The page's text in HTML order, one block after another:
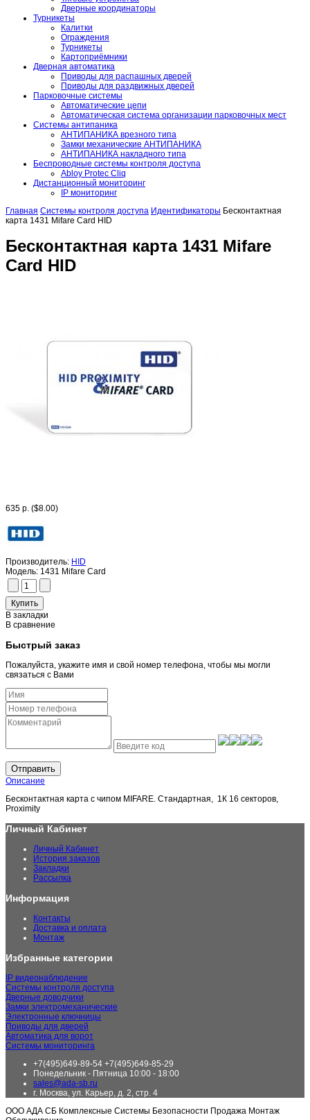
Дверные координаторы
Турникеты
Калитки
Ограждения
Турникеты
Картоприёмники
Дверная автоматика
Приводы для распашных дверей
Приводы для раздвижных дверей
Парковочные системы
Автоматические цепи
Автоматическая система организации парковочных мест
Системы антипаника
АНТИПАНИКА врезного типа
Замки механические АНТИПАНИКА
АНТИПАНИКА накладного типа
Беспроводные системы контроля доступа
Abloy Protec Cliq
Дистанционный мониторинг
IP мониторинг
Главная Системы контроля доступа Идентификаторы Бесконтактная
карта 1431 Mifare Card HID
Бесконтактная карта 1431 Mifare
Card HID
635 р. ($8.00)
Производитель: HID
Модель: 1431 Mifare Card
В закладки
В сравнение
Быстрый заказ
Пожалуйста, укажите имя и свой номер телефона, чтобы мы могли
связаться с Вами
Отправить
Описание
Бесконтактная карта с чипом MIFARE. Стандартная, 1К 16 секторов,
Proximity
Личный Кабинет
Личный Кабинет
История заказов
Закладки
Рассылка
Информация
Контакты
Доставка и оплата
Монтаж
Избранные категории
IP видеонаблюдение
Системы контроля доступа
Дверные доводчики
Замки электромеханические
Электронные ключницы
Приводы для дверей
Автоматика для ворот
Системы мониторинга
+7(495)649-89-54 +7(495)649-85-29
Понедельник - Пятница 10:00 - 18:00
sales@ada-sb.ru
г. Москва, ул. Карьер, д. 2, стр. 4
ООО АДА СБ Комплексные Системы Безопасности Продажа Монтаж